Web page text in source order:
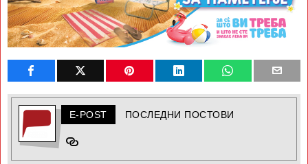
E-POST ПОСЛЕДНИ ПОСТОВИ